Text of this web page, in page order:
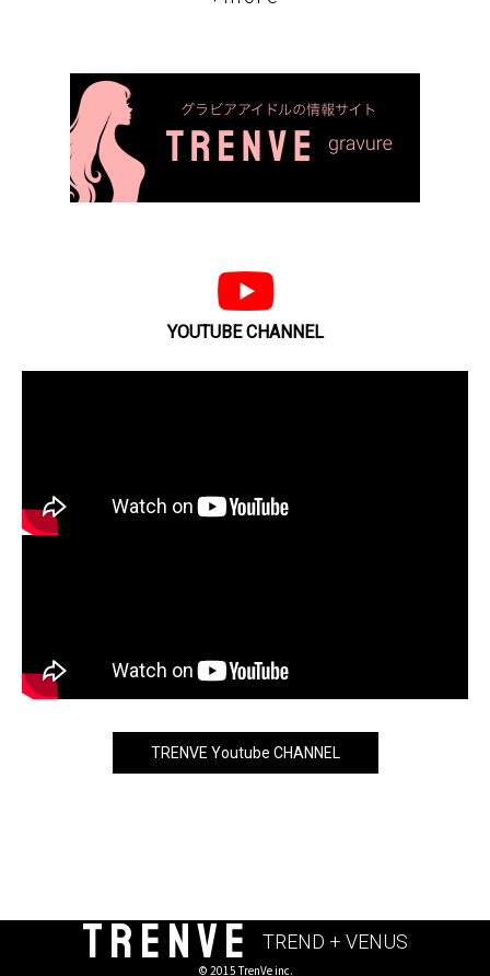
YOUTUBE CHANNEL
TRENVE Youtube CHANNEL
TRENVE TREND + VENUS
© 2015 TrenVe inc.